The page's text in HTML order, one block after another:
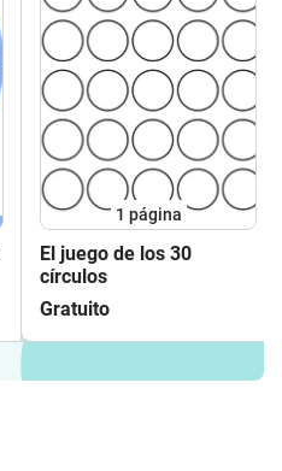
1 página
El juego de los 30
círculos
Gratuito